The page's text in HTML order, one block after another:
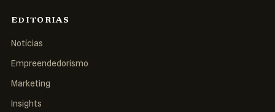
EDITORIAS
Notícias
Empreendedorismo
Marketing
Insights